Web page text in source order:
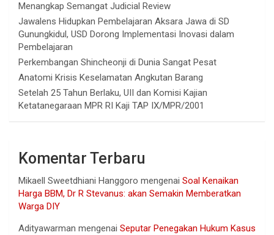
Menangkap Semangat Judicial Review
Jawalens Hidupkan Pembelajaran Aksara Jawa di SD
Gunungkidul, USD Dorong Implementasi Inovasi dalam
Pembelajaran
Perkembangan Shincheonji di Dunia Sangat Pesat
Anatomi Krisis Keselamatan Angkutan Barang
Setelah 25 Tahun Berlaku, UII dan Komisi Kajian
Ketatanegaraan MPR RI Kaji TAP IX/MPR/2001
Komentar Terbaru
Mikaell Sweetdhiani Hanggoro mengenai Soal Kenaikan
Harga BBM, Dr R Stevanus: akan Semakin Memberatkan
Warga DIY
Adityawarman mengenai Seputar Penegakan Hukum Kasus